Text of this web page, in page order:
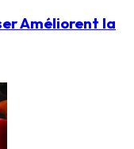
Améliorent la